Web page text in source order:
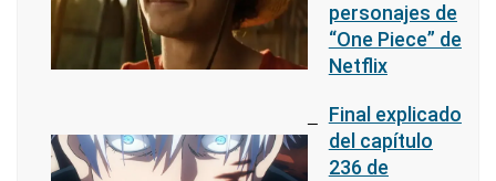
personajes de
“One Piece” de
Netflix
Final explicado
del capítulo
236 de